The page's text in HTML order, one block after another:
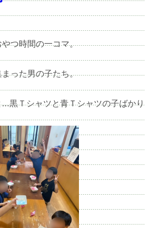
つ時間の一コマ。
った男の子たち。
黒Ｔシャツと青Ｔシャツの子ばか